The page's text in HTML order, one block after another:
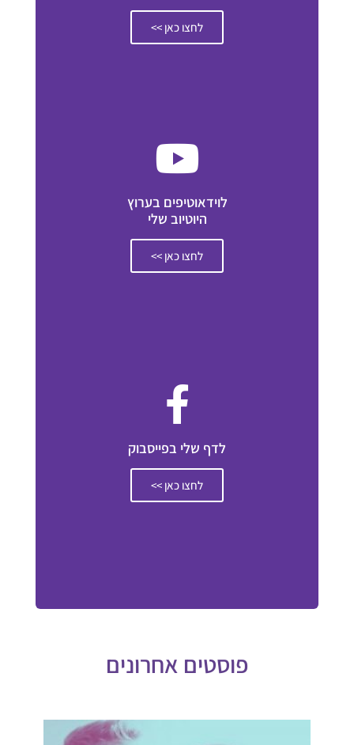
לחצו כאן >>
לוידאוטיפים בערוץ
היוטיוב שלי
לחצו כאן >>
לדף שלי בפייסבוק
לחצו כאן >>
פוסטים אחרונים